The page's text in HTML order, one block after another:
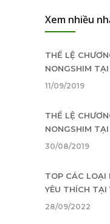
Xem nhiều
THỂ LỆ
NONGSHIM
11/09/2019
THỂ LỆ
NONGSHIM
30/08/2019
TOP CÁC LOẠI
YÊU THÍCH TẠI
28/09/2022